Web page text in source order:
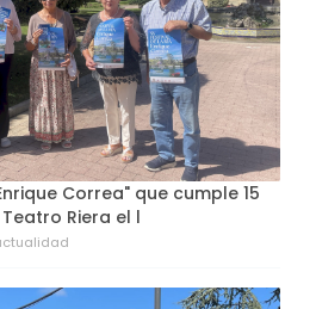
Correa" que cumple 15
Riera el l